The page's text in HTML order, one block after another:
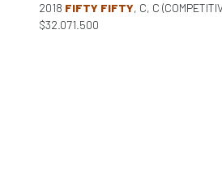
2018 FIFTY FIFTY, C, C
$32.071.500